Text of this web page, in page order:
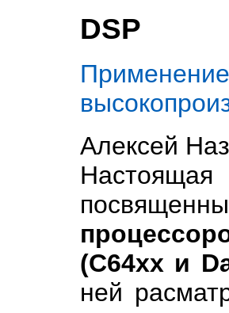
DSP
Алексей
(C64xx и
ней